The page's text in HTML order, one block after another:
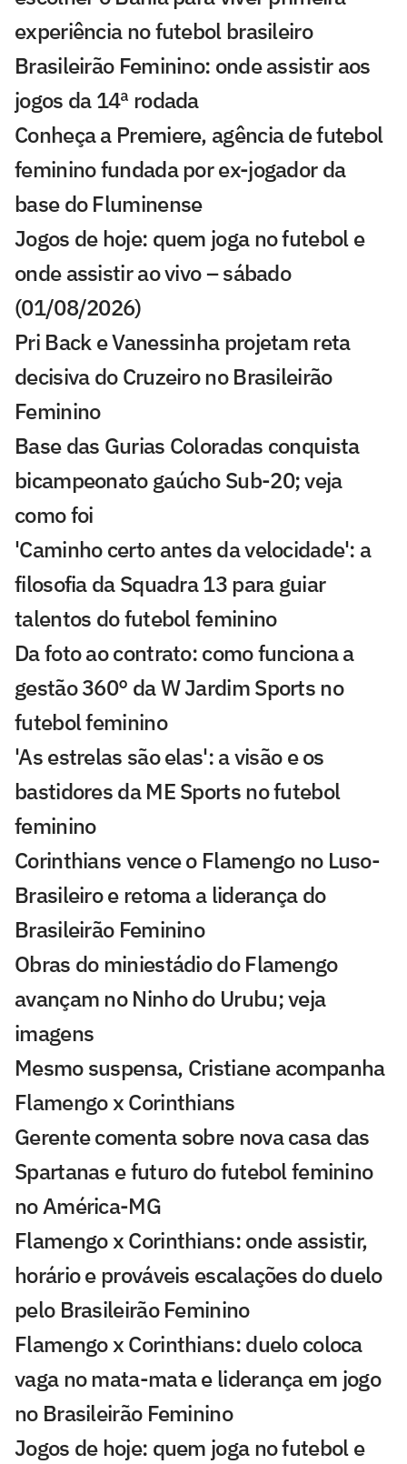
experiência no futebol brasileiro
Brasileirão Feminino: onde assistir aos
jogos da 14ª rodada
Conheça a Premiere, agência de futebol
feminino fundada por ex-jogador da
base do Fluminense
Jogos de hoje: quem joga no futebol e
onde assistir ao vivo – sábado
(01/08/2026)
Pri Back e Vanessinha projetam reta
decisiva do Cruzeiro no Brasileirão
Feminino
Base das Gurias Coloradas conquista
bicampeonato gaúcho Sub-20; veja
como foi
'Caminho certo antes da velocidade': a
filosofia da Squadra 13 para guiar
talentos do futebol feminino
Da foto ao contrato: como funciona a
gestão 360° da W Jardim Sports no
futebol feminino
'As estrelas são elas': a visão e os
bastidores da ME Sports no futebol
feminino
Corinthians vence o Flamengo no Luso-
Brasileiro e retoma a liderança do
Brasileirão Feminino
Obras do miniestádio do Flamengo
avançam no Ninho do Urubu; veja
imagens
Mesmo suspensa, Cristiane acompanha
Flamengo x Corinthians
Gerente comenta sobre nova casa das
Spartanas e futuro do futebol feminino
no América-MG
Flamengo x Corinthians: onde assistir,
horário e prováveis escalações do duelo
pelo Brasileirão Feminino
Flamengo x Corinthians: duelo coloca
vaga no mata-mata e liderança em jogo
no Brasileirão Feminino
Jogos de hoje: quem joga no futebol e